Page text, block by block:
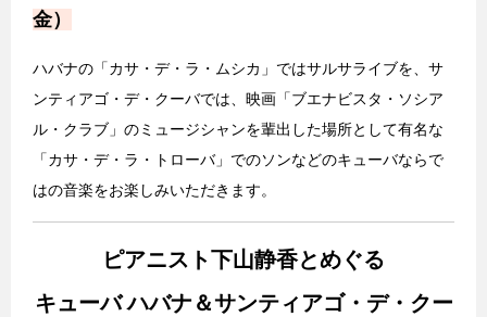
金）
ハバナの「カサ・デ・ラ・ムシカ」ではサルサライブを、サ
ンティアゴ・デ・クーバでは、映画「ブエナビスタ・ソシア
ル・クラブ」のミュージシャンを輩出した場所として有名な
「カサ・デ・ラ・トローバ」でのソンなどのキューバならで
はの音楽をお楽しみいただきます。
ピアニスト下山静香とめぐる
キューバ ハバナ＆サンティアゴ・デ・クー